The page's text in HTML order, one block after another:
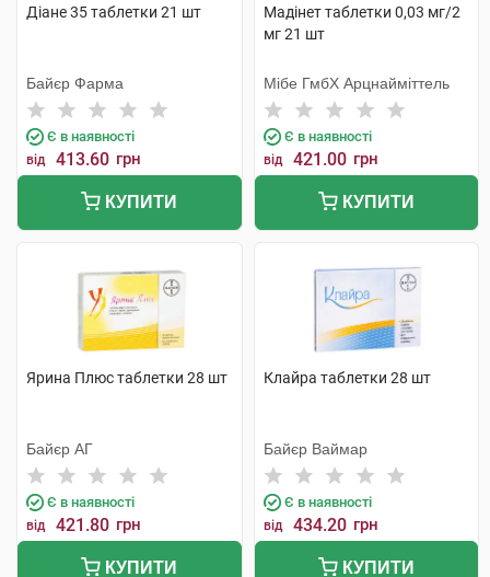
Діане 35 таблетки 21 шт
Байєр Фарма
Є в наявності
від 413.60 грн
КУПИТИ
Мадінет таблетки 0,03 мг/2
мг 21 шт
Мібе ГмбХ Арцнайміттель
Є в наявності
від 421.00 грн
КУПИТИ
Ярина Плюс таблетки 28 шт
Байєр АГ
Є в наявності
від 421.80 грн
КУПИТИ
Клайра таблетки 28 шт
Байєр Ваймар
Є в наявності
від 434.20 грн
КУПИТИ